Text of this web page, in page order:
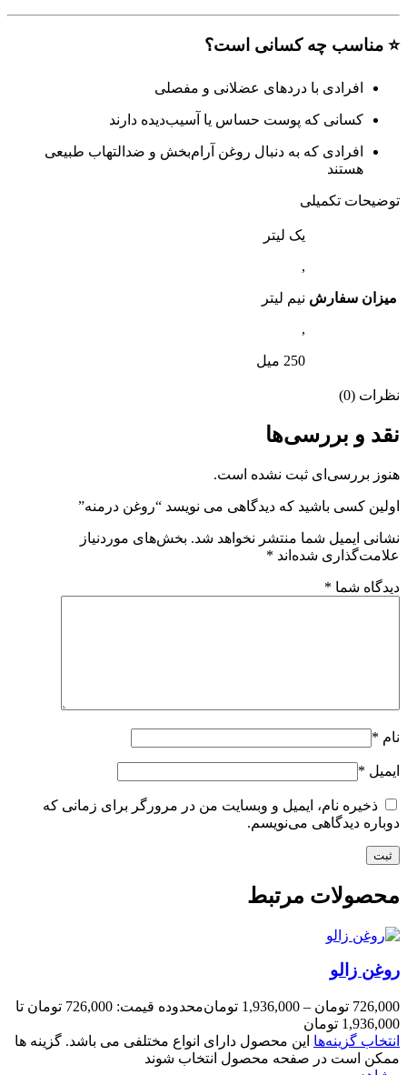
⭐ مناسب چه کسانی است؟
افرادی با دردهای عضلانی و مفصلی
کسانی که پوست حساس یا آسیب‌دیده دارند
افرادی که به دنبال روغن آرام‌بخش و ضدالتهاب طبیعی
هستند
توضیحات تکمیلی
میزان سفارش
یک لیتر
,
نیم لیتر
,
250 میل
نظرات (0)
نقد و بررسی‌ها
هنوز بررسی‌ای ثبت نشده است.
اولین کسی باشید که دیدگاهی می نویسد “روغن درمنه”
نشانی ایمیل شما منتشر نخواهد شد. بخش‌های موردنیاز
علامت‌گذاری شده‌اند *
دیدگاه شما *
نام *
ایمیل *
ذخیره نام، ایمیل و وبسایت من در مرورگر برای زمانی که
دوباره دیدگاهی می‌نویسم.
محصولات مرتبط
روغن زالو
726,000 تومان –
1,936,000 تومان
محدوده قیمت: 726,000 تومان تا
1,936,000 تومان
انتخاب گزینه‌ها این محصول دارای انواع مختلفی می باشد. گزینه ها
ممکن است در صفحه محصول انتخاب شوند